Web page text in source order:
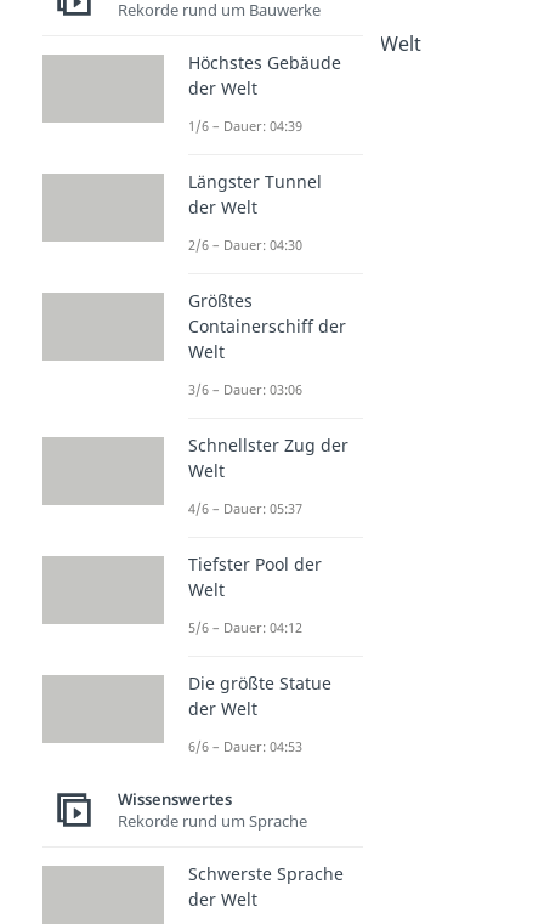
Dauer: 02:38
Hässlichster Fisch der Welt
Dauer: 03:06
Blumen Bedeutung
Dauer: 03:47
Berühmte Personen
Dauer: 04:57
Rekorde rund um Bauwerke
Höchstes Gebäude
der Welt
1/6 – Dauer: 04:39
Längster Tunnel
der Welt
2/6 – Dauer: 04:30
Größtes
Containerschiff der
Welt
3/6 – Dauer: 03:06
Schnellster Zug der
Welt
4/6 – Dauer: 05:37
Tiefster Pool der
Welt
5/6 – Dauer: 04:12
Die größte Statue
der Welt
6/6 – Dauer: 04:53
Wissenswertes
Rekorde rund um Sprache
Schwerste Sprache
der Welt